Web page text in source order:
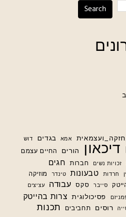
Search
אמא בגדים דוש דיכאון הורים החיים עצמם
זכויות נשים חברות חגים
חרדות טבעונות טינדר מוזיקה
סייבר סקס עבודה עציצים
פסיכולוגית צרות בהייטק
רוסים תחביבים תכנות